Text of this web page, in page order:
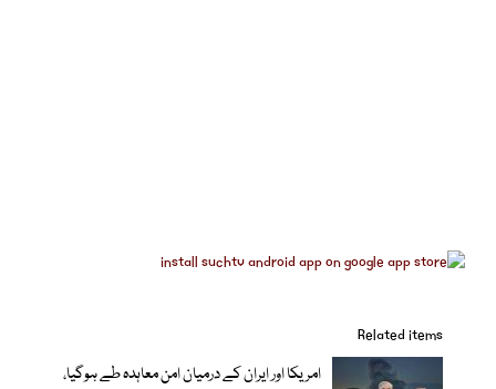
Related items
امریکا اور ایران کے درمیان امن معاہدہ طے ہوگیا،